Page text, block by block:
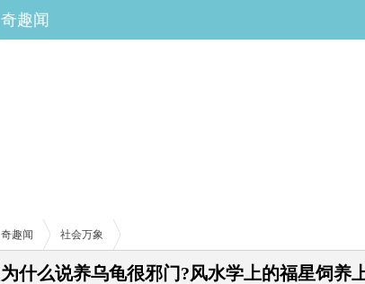
奇趣闻
奇趣闻 社会万象
为什么说养乌龟很邪门?风水学上的福星饲养